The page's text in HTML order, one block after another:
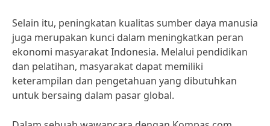
Selain itu, peningkatan kualitas sumber daya manusia
juga merupakan kunci dalam meningkatkan peran
ekonomi masyarakat Indonesia. Melalui pendidikan
dan pelatihan, masyarakat dapat memiliki
keterampilan dan pengetahuan yang dibutuhkan
untuk bersaing dalam pasar global.